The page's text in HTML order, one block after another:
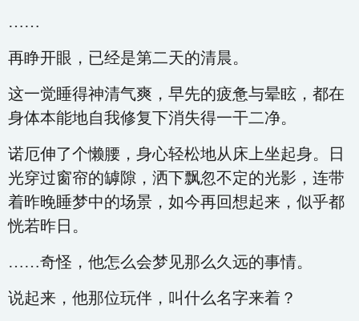
……
再睁开眼，已经是第二天的清晨。
这一觉睡得神清气爽，早先的疲惫与晕眩，都在
身体本能地自我修复下消失得一干二净。
诺厄伸了个懒腰，身心轻松地从床上坐起身。日
光穿过窗帘的罅隙，洒下飘忽不定的光影，连带
着昨晚睡梦中的场景，如今再回想起来，似乎都
恍若昨日。
……奇怪，他怎么会梦见那么久远的事情。
说起来，他那位玩伴，叫什么名字来着？